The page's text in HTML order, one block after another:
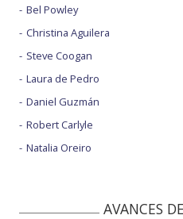
Bel Powley
Christina Aguilera
Steve Coogan
Laura de Pedro
Daniel Guzmán
Robert Carlyle
Natalia Oreiro
AVANCES